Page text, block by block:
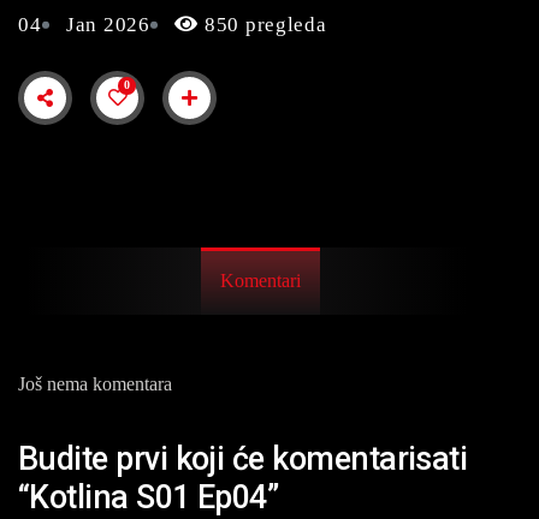
04 Jan 2026 850 pregleda
0
Komentari
Još nema komentara
Budite prvi koji će komentarisati
“Kotlina S01 Ep04”